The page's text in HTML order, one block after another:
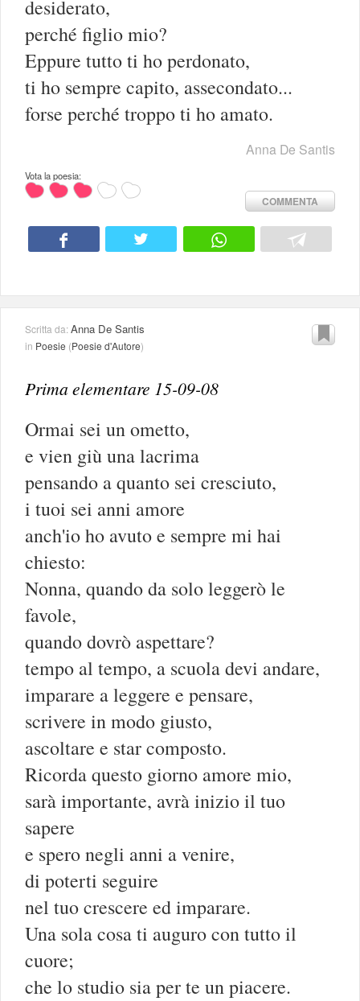
desiderato,
perché figlio mio?
Eppure tutto ti ho perdonato,
ti ho sempre capito, assecondato...
forse perché troppo ti ho amato.
Anna De Santis
Vota la poesia:
COMMENTA
Scritta da:Anna De Santis
in Poesie (Poesie d'Autore)
Prima elementare 15-09-08
Ormai sei un ometto,
e vien giù una lacrima
pensando a quanto sei cresciuto,
i tuoi sei anni amore
anch'io ho avuto e sempre mi hai
chiesto:
Nonna, quando da solo leggerò le
favole,
quando dovrò aspettare?
tempo al tempo, a scuola devi andare,
imparare a leggere e pensare,
scrivere in modo giusto,
ascoltare e star composto.
Ricorda questo giorno amore mio,
sarà importante, avrà inizio il tuo
sapere
e spero negli anni a venire,
di poterti seguire
nel tuo crescere ed imparare.
Una sola cosa ti auguro con tutto il
cuore;
che lo studio sia per te un piacere.